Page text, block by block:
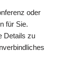
oder
für Sie.
Details zu